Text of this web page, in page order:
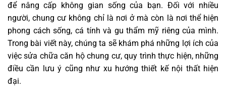
để nâng cấp không gian sống của bạn. Đối với nhiều
người, chung cư không chỉ là nơi ở mà còn là nơi thể hiện
phong cách sống, cá tính và gu thẩm mỹ riêng của mình.
Trong bài viết này, chúng ta sẽ khám phá những lợi ích của
việc sửa chữa căn hộ chung cư, quy trình thực hiện, những
điều cần lưu ý cũng như xu hướng thiết kế nội thất hiện
đại.